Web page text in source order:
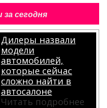
сегодня
Дилеры назвали
модели
автомобилей,
которые сейчас
сложно найти в
автосалоне
Читать подробнее